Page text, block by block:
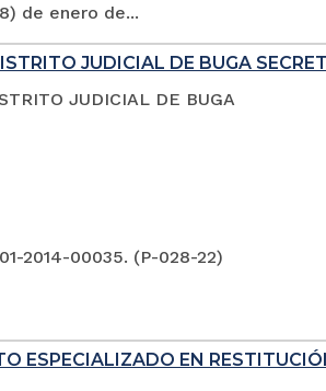
de enero de...
JUDICIAL DE BUGA
JUDICIAL DE BUGA
2014-00035. (P-028-22)
ESPECIALIZADO EN